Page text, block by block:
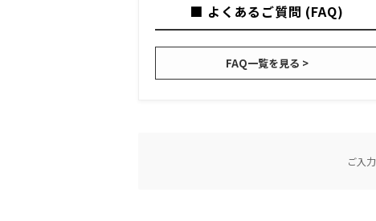
■ よくあるご質問 (FAQ)
FAQ一覧を見る >
ご入